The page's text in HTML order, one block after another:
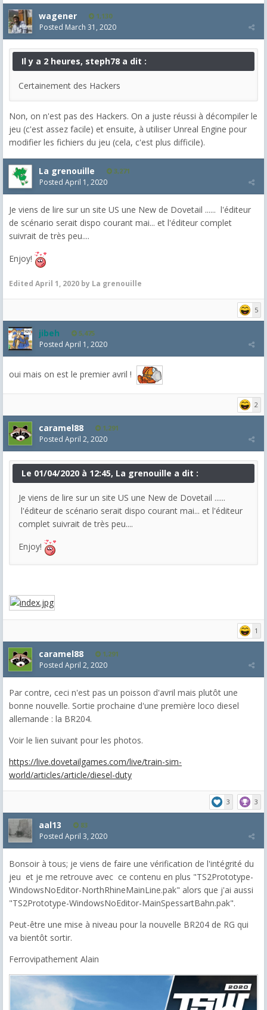
wagener 1,130
Posted March 31, 2020
Il y a 2 heures, steph78 a dit :
Certainement des Hackers
Non, on n'est pas des Hackers. On a juste réussi à décompiler le
jeu (c'est assez facile) et ensuite, à utiliser Unreal Engine pour
modifier les fichiers du jeu (cela, c'est plus difficile).
La grenouille 3,271
Posted April 1, 2020
Je viens de lire sur un site US une New de Dovetail ...... l'éditeur
de scénario serait dispo courant mai... et l'éditeur complet
suivrait de très peu....
Enjoy!
Edited April 1, 2020 by La grenouille
5
jibeh 5,475
Posted April 1, 2020
oui mais on est le premier avril !
2
caramel88 1,291
Posted April 2, 2020
Le 01/04/2020 à 12:45, La grenouille a dit :
Je viens de lire sur un site US une New de Dovetail ......
l'éditeur de scénario serait dispo courant mai... et l'éditeur
complet suivrait de très peu....
Enjoy!
1
caramel88 1,291
Posted April 2, 2020
Par contre, ceci n'est pas un poisson d'avril mais plutôt une
bonne nouvelle. Sortie prochaine d'une première loco diesel
allemande : la BR204.
Voir le lien suivant pour les photos.
https://live.dovetailgames.com/live/train-sim-
world/articles/article/diesel-duty
3 3
aal13 83
Posted April 3, 2020
Bonsoir à tous; je viens de faire une vérification de l'intégrité du
jeu et je me retrouve avec ce contenu en plus "TS2Prototype-
WindowsNoEditor-NorthRhineMainLine.pak" alors que j'ai aussi
"TS2Prototype-WindowsNoEditor-MainSpessartBahn.pak".
Peut-être une mise à niveau pour la nouvelle BR204 de RG qui
va bientôt sortir.
Ferrovipathement Alain